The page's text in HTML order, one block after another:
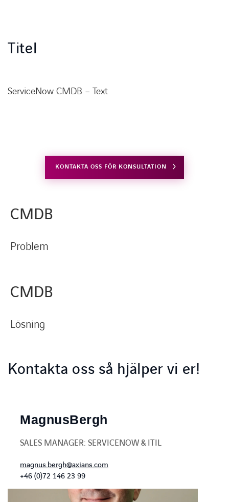
Titel
ServiceNow CMDB – Text
KONTAKTA OSS FÖR KONSULTATION
CMDB
Problem
CMDB
Lösning
Kontakta oss så hjälper vi er!
MagnusBergh
SALES MANAGER: SERVICENOW & ITIL
magnus.bergh@axians.com
+46 (0)72 146 23 99